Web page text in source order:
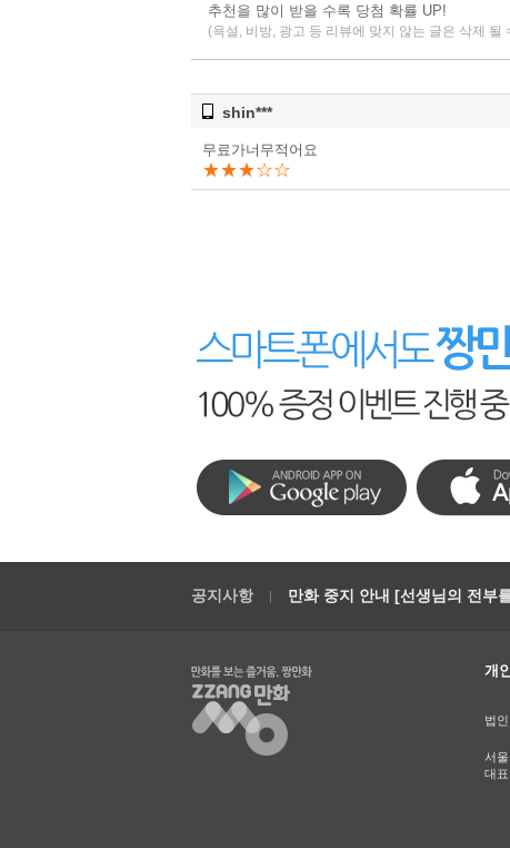
추천을 많이 받을 수록 당첨 확률 UP!
(욕설, 비방, 광고 등 리뷰에 맞지 않는 글은 삭제 될
shin***
무료가너무적어요
★★★☆☆
공지사항 만화 중지 안내 [선생님의 전부
개
법
서
대